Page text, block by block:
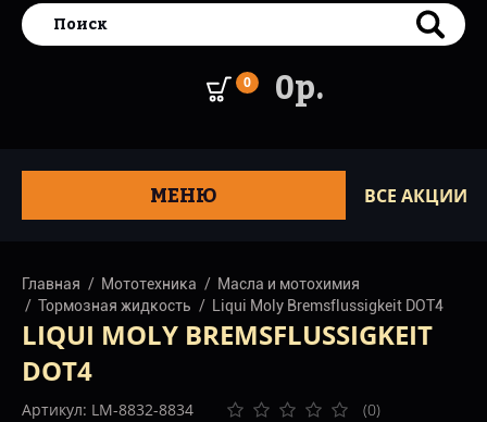
0 0р.
МЕНЮ ВСЕ АКЦИИ
Главная Мототехника
Масла и мотохимия
Тормозная жидкость
Liqui Moly Bremsflussigkeit DOT4
LIQUI MOLY BREMSFLUSSIGKEIT
DOT4
Артикул: LM-8832-8834 (0)